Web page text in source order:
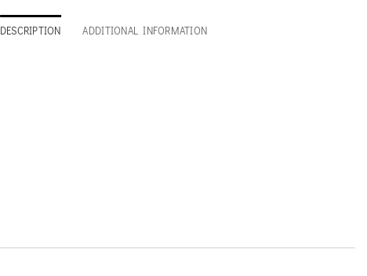
DESCRIPTION ADDITIONAL INFORMATION